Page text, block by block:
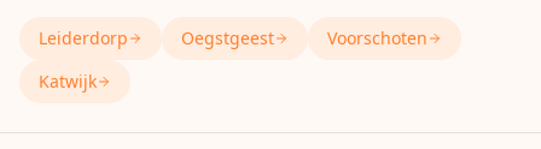
Leiderdorp Oegstgeest
Voorschoten
Katwijk